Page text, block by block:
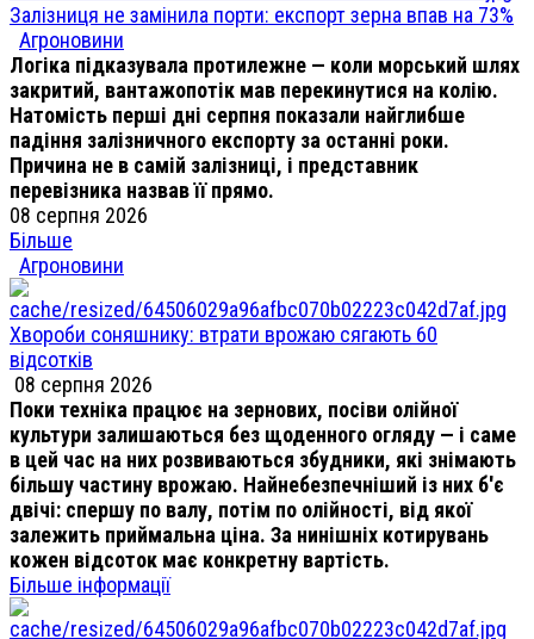
Залізниця не замінила порти: експорт зерна впав на 73%
Агроновини
Логіка підказувала протилежне — коли морський шлях
закритий, вантажопотік мав перекинутися на колію.
Натомість перші дні серпня показали найглибше
падіння залізничного експорту за останні роки.
Причина не в самій залізниці, і представник
перевізника назвав її прямо.
08 серпня 2026
Більше
Агроновини
Хвороби соняшнику: втрати врожаю сягають 60
відсотків
08 серпня 2026
Поки техніка працює на зернових, посіви олійної
культури залишаються без щоденного огляду — і саме
в цей час на них розвиваються збудники, які знімають
більшу частину врожаю. Найнебезпечніший із них б'є
двічі: спершу по валу, потім по олійності, від якої
залежить приймальна ціна. За нинішніх котирувань
кожен відсоток має конкретну вартість.
Більше інформації